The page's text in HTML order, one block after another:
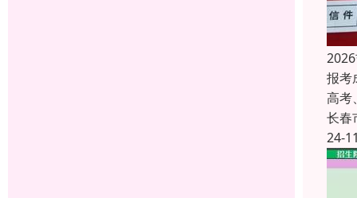
报考
高考
长春
24-